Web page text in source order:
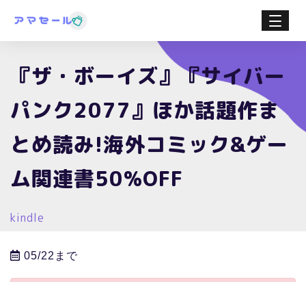
『ザ・ボーイズ』『サイバー
パンク2077』ほか話題作ま
とめ読み!海外コミック&ゲー
ム関連書50%OFF
kindle
05/22まで